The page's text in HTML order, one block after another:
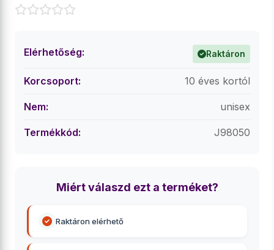
Elérhetőség: Raktáron
Korcsoport: 10 éves kortól
Nem: unisex
Termékkód: J98050
Miért válaszd ezt a terméket?
Raktáron elérhető